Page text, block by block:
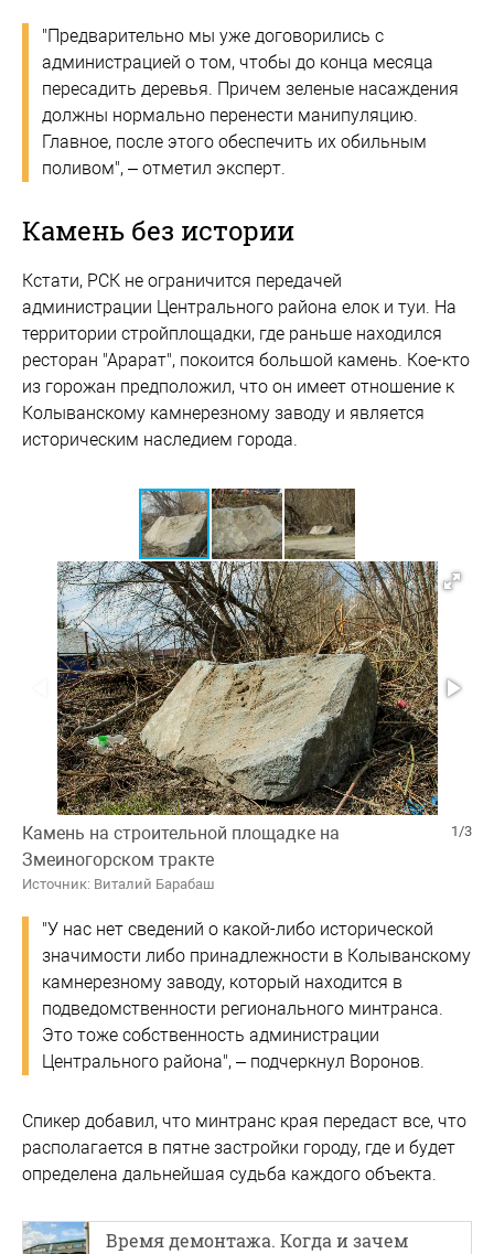
"Предварительно мы уже договорились с
администрацией о том, чтобы до конца месяца
пересадить деревья. Причем зеленые насаждения
должны нормально перенести манипуляцию.
Главное, после этого обеспечить их обильным
поливом", – отметил эксперт.
Камень без истории
Кстати, РСК не ограничится передачей
администрации Центрального района елок и туи. На
территории стройплощадки, где раньше находился
ресторан "Арарат", покоится большой камень. Кое-кто
из горожан предположил, что он имеет отношение к
Колыванскому камнерезному заводу и является
историческим наследием города.
1/3
Камень на строительной площадке на
Змеиногорском тракте
Источник: Виталий Барабаш
"У нас нет сведений о какой-либо исторической
значимости либо принадлежности в Колыванскому
камнерезному заводу, который находится в
подведомственности регионального минтранса.
Это тоже собственность администрации
Центрального района", – подчеркнул Воронов.
Спикер добавил, что минтранс края передаст все, что
располагается в пятне застройки городу, где и будет
определена дальнейшая судьба каждого объекта.
Время демонтажа. Когда и зачем